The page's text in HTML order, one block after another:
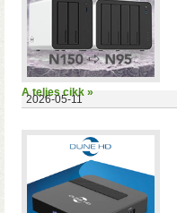
2026-05-11
A teljes cikk »